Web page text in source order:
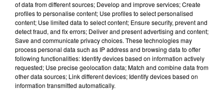
Source
Musique
Julien Lieb s’essaye à la vie de chatelain
of data from different sources; Develop and improve services; Create
profiles to personalise content; Use profiles to select personalised
content; Use limited data to select content; Ensure security, prevent and
detect fraud, and fix errors; Deliver and present advertising and content;
Save and communicate privacy choices. These technologies may
process personal data such as IP address and browsing data to offer
following functionalities: Identify devices based on information actively
requested; Use precise geolocation data; Match and combine data from
other data sources; Link different devices; Identify devices based on
information transmitted automatically.